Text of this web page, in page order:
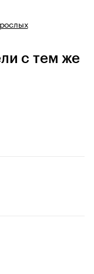
с тем же